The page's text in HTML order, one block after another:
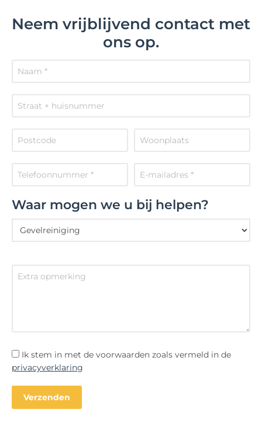
Neem vrijblijvend contact met
ons op.
Waar mogen we u bij helpen?
Ik stem in met de voorwaarden zoals vermeld in de
privacyverklaring